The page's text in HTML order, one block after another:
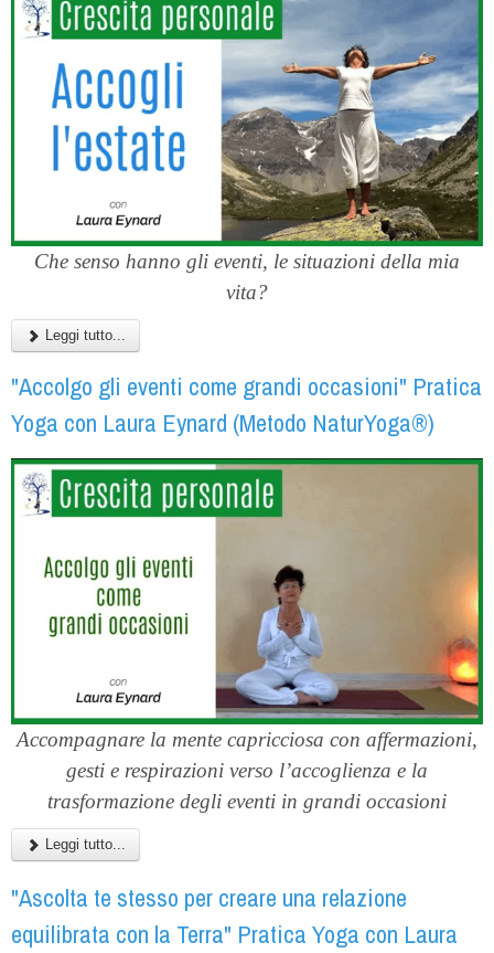
Che senso hanno gli eventi, le situazioni della mia
vita?
Leggi tutto...
"Accolgo gli eventi come grandi occasioni" Pratica
Yoga con Laura Eynard (Metodo NaturYoga®)
Accompagnare la mente capricciosa con affermazioni,
gesti e respirazioni verso l’accoglienza e la
trasformazione degli eventi in grandi occasioni
Leggi tutto...
"Ascolta te stesso per creare una relazione
equilibrata con la Terra" Pratica Yoga con Laura